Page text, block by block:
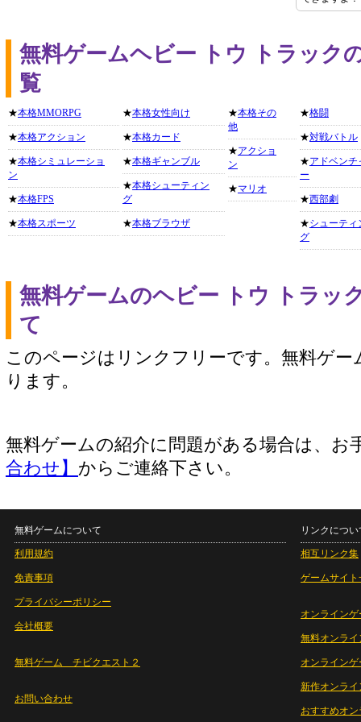
無料ゲームヘビー トウ トラック
覧
★本格MMORPG
★本格アクション
★本格シミュレーショ
ン
★本格FPS
★本格スポーツ
★本格女性向け
★本格カード
★本格ギャンブル
★本格シューティン
グ
★本格ブラウザ
★本格その
他
★アクショ
ン
★マリオ
★格闘
★対戦バトル
★アドベンチ
ー
★西部劇
★シューティ
グ
無料ゲームのヘビー トウ トラッ
て
このページはリンクフリーです。無料ゲー
ります。
無料ゲームの紹介に問題がある場合は、お
合わせ】 からご連絡下さい。
無料ゲームについて
利用規約
免責事項
プライバシーポリシー
会社概要
無料ゲーム チビクエスト２
お問い合わせ
リンクについ
相互リンク集
ゲームサイト
オンラインゲ
無料オンライ
オンライン
新作オンライ
おすすめオ